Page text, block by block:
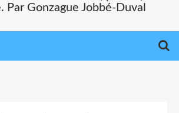
Par Gonzague Jobbé-Duval